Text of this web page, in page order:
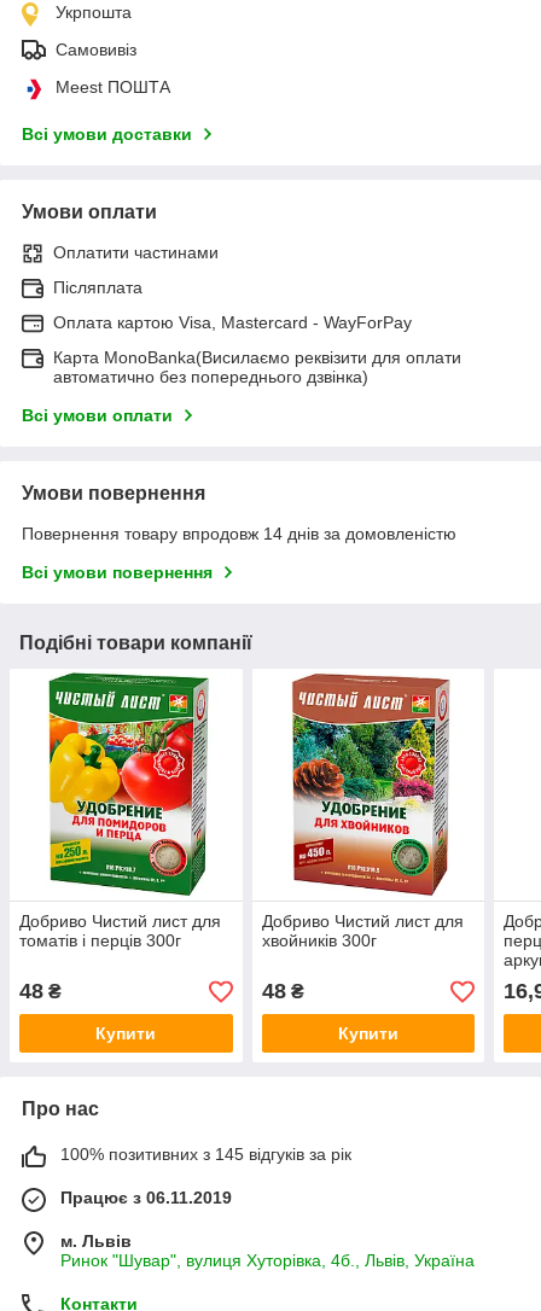
Укрпошта
Самовивіз
Meest ПОШТА
Всі умови доставки
Умови оплати
Оплатити частинами
Післяплата
Оплата картою Visa, Mastercard - WayForPay
Карта MonoBanka(Висилаємо реквізити для оплати
автоматично без попереднього дзвінка)
Всі умови оплати
Умови повернення
Повернення товару впродовж 14 днів за домовленістю
Всі умови повернення
Подібні товари компанії
Добриво Чистий лист для
томатів і перців 300г
48 ₴
Купити
Добриво Чистий лист для
хвойників 300г
48₴
Купити
Про нас
100% позитивних з 145 відгуків за рік
Працює з 06.11.2019
м. Львів
Ринок "Шувар", вулиця Хуторівка, 4б., Львів, Україна
Контакти